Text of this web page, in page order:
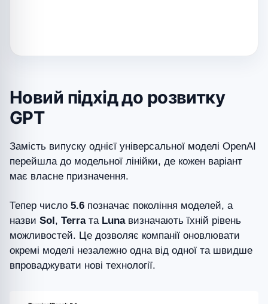
Новий підхід до розвитку
GPT
Замість випуску однієї універсальної моделі OpenAI
перейшла до модельної лінійки, де кожен варіант
має власне призначення.
Тепер число 5.6 позначає покоління моделей, а
назви Sol, Terraта Lunaвизначають їхній рівень
можливостей. Це дозволяє компанії оновлювати
окремі моделі незалежно одна від одної та швидше
впроваджувати нові технології.